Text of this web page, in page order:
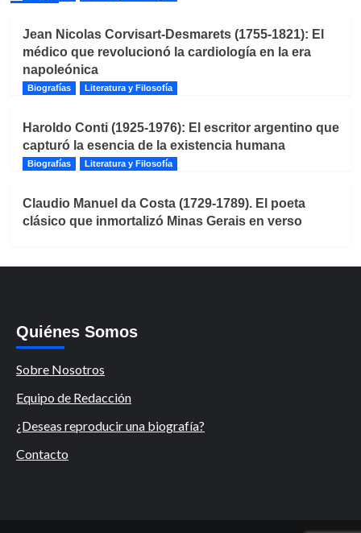
Jean Nicolas Corvisart-Desmarets (1755-1821): El
médico que revolucionó la cardiología en la era
napoleónica
Biografías Literatura y Filosofía
Haroldo Conti (1925-1976): El escritor argentino que
capturó la esencia de la existencia humana
Biografías Literatura y Filosofía
Claudio Manuel da Costa (1729-1789). El poeta
clásico que inmortalizó Minas Gerais en verso
Quiénes Somos
Sobre Nosotros
Equipo de Redacción
¿Deseas reproducir una biografía?
Contacto